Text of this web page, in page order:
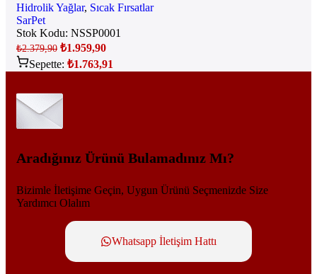
Hidrolik Yağlar, Sıcak Fırsatlar
SarPet
Stok Kodu: NSSP0001
₺2.379,90 ₺1.959,90
Sepette: ₺1.763,91
Aradığınız Ürünü Bulamadınız Mı?
Bizimle İletişime Geçin, Uygun Ürünü Seçmenizde Size
Yardımcı Olalım
Whatsapp İletişim Hattı